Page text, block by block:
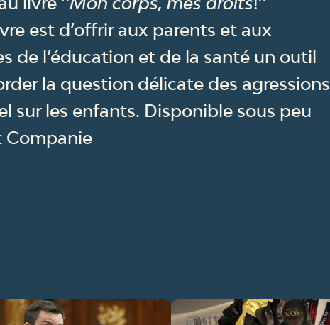
est d’offrir aux parents et aux
de l’éducation et de la santé un outil
la question délicate des agressions
sur les enfants. Disponible sous peu
Companie